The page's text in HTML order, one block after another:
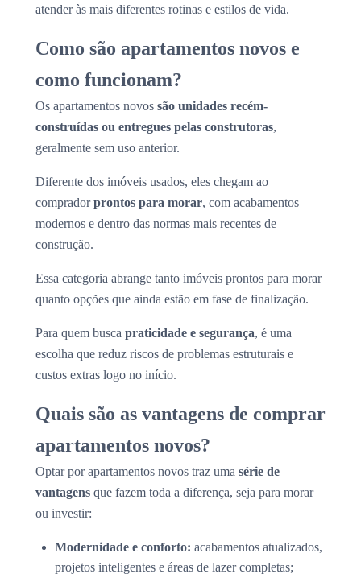
atender às mais diferentes rotinas e estilos de vida.
Como são apartamentos novos e
como funcionam?
Os apartamentos novos são unidades recém-
construídas ou entregues pelas construtoras,
geralmente sem uso anterior.
Diferente dos imóveis usados, eles chegam ao
compradorprontos para morar, com acabamentos
modernos e dentro das normas mais recentes de
construção.
Essa categoria abrange tanto imóveis prontos para morar
quanto opções que ainda estão em fase de finalização.
Para quem busca praticidade e segurança, é uma
escolha que reduz riscos de problemas estruturais e
custos extras logo no início.
Quais são as vantagens de comprar
apartamentos novos?
Optar por apartamentos novos traz uma série de
vantagens que fazem toda a diferença, seja para morar
ou investir:
Modernidade e conforto: acabamentos atualizados,
projetos inteligentes e áreas de lazer completas;